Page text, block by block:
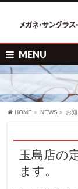
MENU
HOME » NEWS » お
玉島店の
ます。